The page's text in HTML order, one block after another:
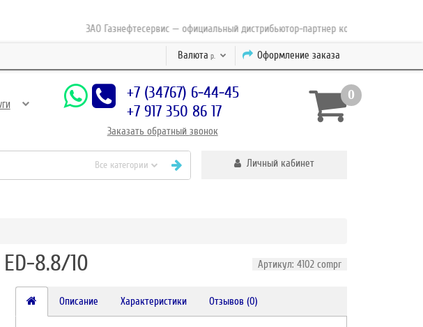
ЗАО Газнефтесервис — официальный дистрибьютор-партнер концерна ESAB с 2010
Оформление заказа
Валюта р.
+7 (34767) 6-44-45
+7 917 350 86 17
Заказать обратный звонок
0
Все категории Личный кабинет
8.8/10 Артикул: 4102 compr
Описание Характеристики Отзывов (0)